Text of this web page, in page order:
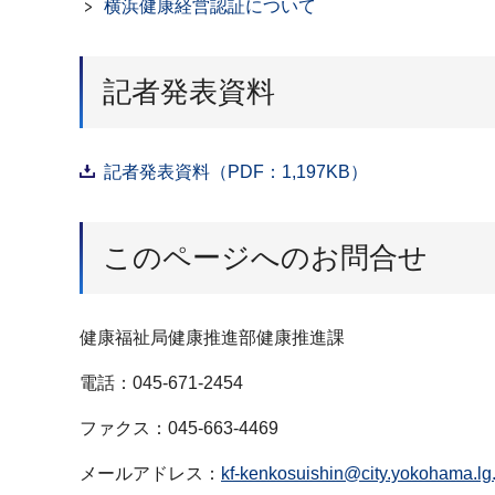
横浜健康経営認証について
記者発表資料
記者発表資料（PDF：1,197KB）
このページへのお問合せ
健康福祉局健康推進部健康推進課
電話：045-671-2454
ファクス：045-663-4469
メールアドレス： kf-